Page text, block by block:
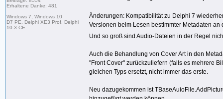
Erhaltene Danke: 481
Windows 7, Windows 10
D7 PE, Delphi XE3 Prof, Delphi
10.3 CE
Änderungen: Kompatibilität zu Delphi 7
Versionen beim Lesen bestimmter Metadaten
Und so groß sind Audio-Dateien in der Regel
Auch die Behandlung von Cover Art in den
"Front Cover" zurückzuliefern (falls es mehrere
gleichen Typs ersetzt, nicht immer das erste.
Neu dazugekommen ist